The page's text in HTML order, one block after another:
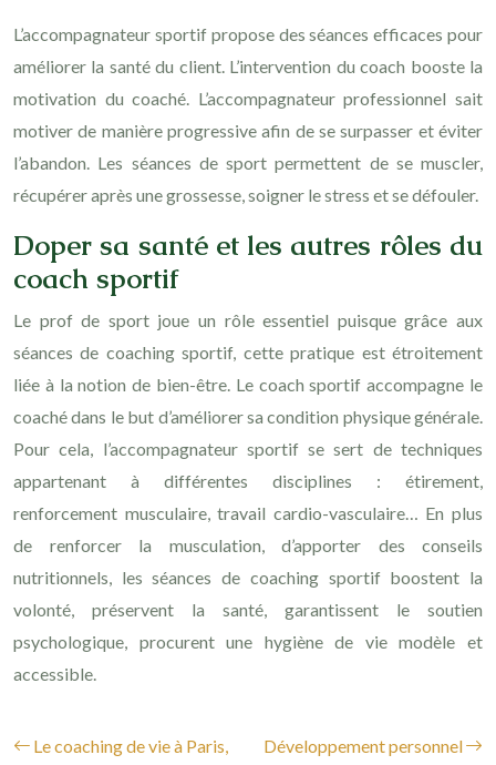
L’accompagnateur sportif propose des séances efficaces pour
améliorer la santé du client. L’intervention du coach booste la
motivation du coaché. L’accompagnateur professionnel sait
motiver de manière progressive afin de se surpasser et éviter
l’abandon. Les séances de sport permettent de se muscler,
récupérer après une grossesse, soigner le stress et se défouler.
Doper sa santé et les autres rôles du
coach sportif
Le prof de sport joue un rôle essentiel puisque grâce aux
séances de coaching sportif, cette pratique est étroitement
liée à la notion de bien-être. Le coach sportif accompagne le
coaché dans le but d’améliorer sa condition physique générale.
Pour cela, l’accompagnateur sportif se sert de techniques
appartenant à différentes disciplines : étirement,
renforcement musculaire, travail cardio-vasculaire… En plus
de renforcer la musculation, d’apporter des conseils
nutritionnels, les séances de coaching sportif boostent la
volonté, préservent la santé, garantissent le soutien
psychologique, procurent une hygiène de vie modèle et
accessible.
Le coaching de vie à Paris,
Développement personnel